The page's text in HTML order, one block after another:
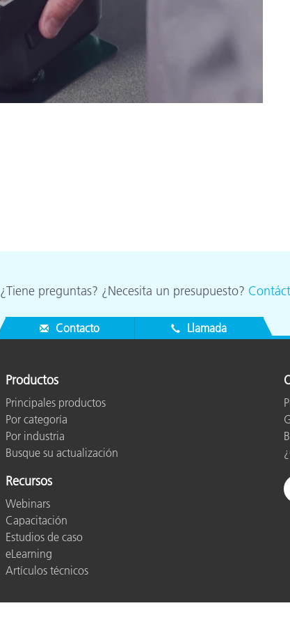
¿Tiene preguntas? ¿Necesita un presupuesto?
Contacto Llamada
Productos
Principales productos
Por categoría
Por industria
Busque su actualización
Recursos
Webinars
Capacitación
Estudios de caso
eLearning
Artículos técnicos